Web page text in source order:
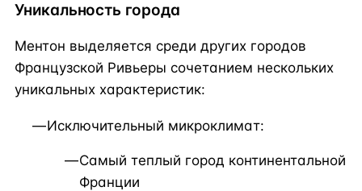
Уникальность города
Ментон выделяется среди других городов
Французской Ривьеры сочетанием нескольких
уникальных характеристик:
Исключительный микроклимат:
Самый теплый город континентальной
Франции